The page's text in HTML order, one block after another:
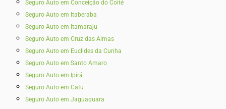
Seguro Auto em Conceição do Coité
Seguro Auto em Itaberaba
Seguro Auto em Itamaraju
Seguro Auto em Cruz das Almas
Seguro Auto em Euclides da Cunha
Seguro Auto em Santo Amaro
Seguro Auto em Ipirá
Seguro Auto em Catu
Seguro Auto em Jaguaquara